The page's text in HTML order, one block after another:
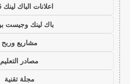
اعلانات الباك لينك 2026
باك لينك وجيست
مشاريع وربح
مصادر التعليم
مجلة تقنية